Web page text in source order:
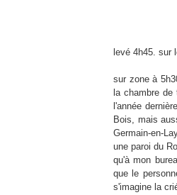
levé 4h45. sur
sur zone à
la chambre
l'année
Bois, mais
Germain-en-
une paroi du
qu'à mon
que le
s'imagine la